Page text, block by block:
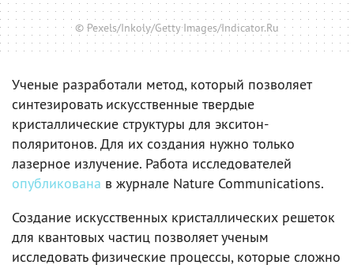
© Pexels/Inkoly/Getty Images/Indicator.Ru
Ученые разработали метод, который позволяет
синтезировать искусственные твердые
кристаллические структуры для экситон-
поляритонов. Для их создания нужно только
лазерное излучение. Работа исследователей
опубликована в журнале Nature Communications.
Создание искусственных кристаллических решеток
для квантовых частиц позволяет ученым
исследовать физические процессы, которые сложно